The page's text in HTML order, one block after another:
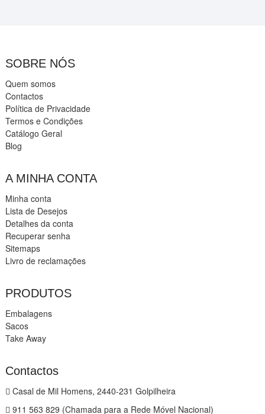
SOBRE NÓS
Quem somos
Contactos
Política de Privacidade
Termos e Condições
Catálogo Geral
Blog
A MINHA CONTA
Minha conta
Lista de Desejos
Detalhes da conta
Recuperar senha
Sitemaps
Livro de reclamações
PRODUTOS
Embalagens
Sacos
Take Away
Contactos
Casal de Mil Homens, 2440-231 Golpilheira
911 563 829 (Chamada para a Rede Móvel Nacional)